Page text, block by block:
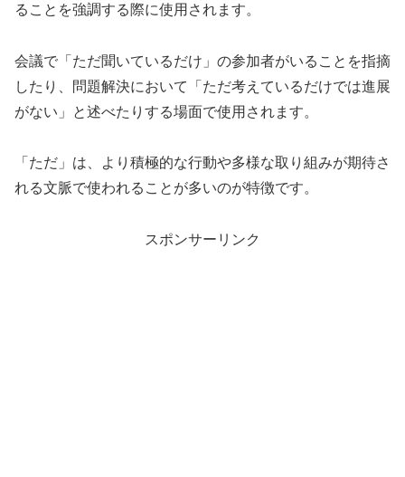
ることを強調する際に使用されます。
会議で「ただ聞いているだけ」の参加者がいることを指摘
したり、問題解決において「ただ考えているだけでは進展
がない」と述べたりする場面で使用されます。
「ただ」は、より積極的な行動や多様な取り組みが期待さ
れる文脈で使われることが多いのが特徴です。
スポンサーリンク